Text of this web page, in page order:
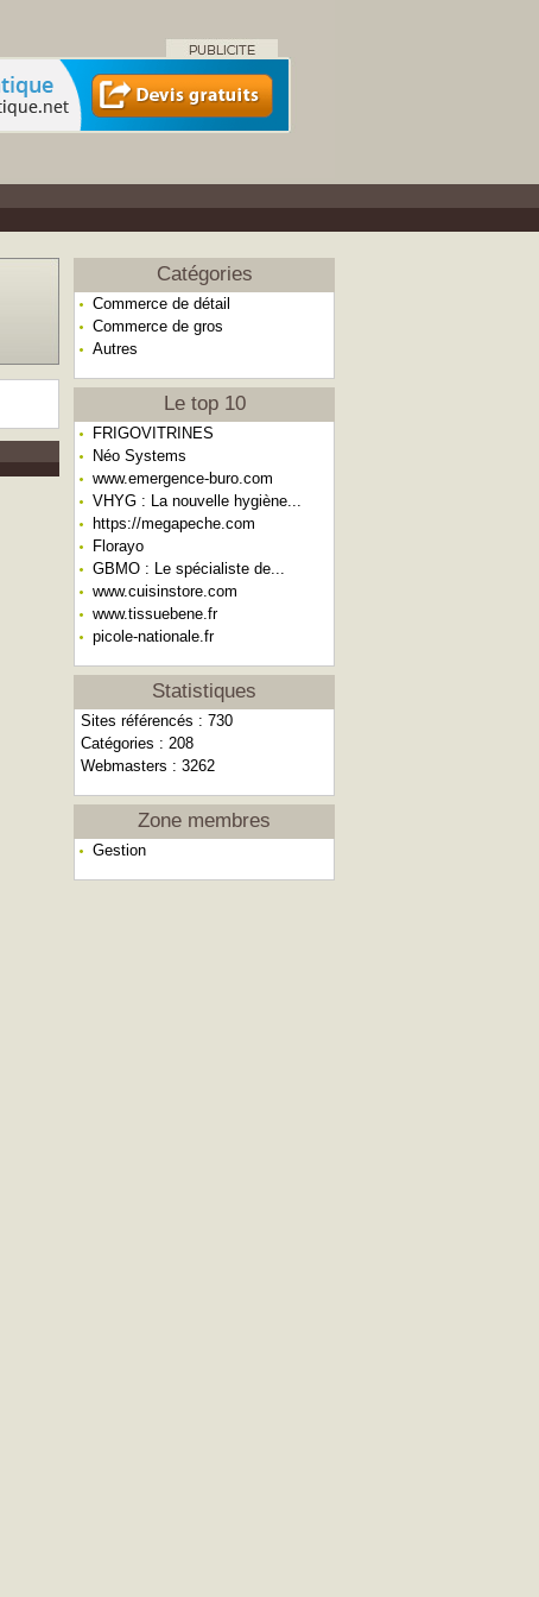
Catégories
Commerce de détail
Commerce de gros
Autres
Le top 10
FRIGOVITRINES
Néo Systems
www.emergence-buro.com
VHYG : La nouvelle hygiène...
https://megapeche.com
Florayo
GBMO : Le spécialiste de...
www.cuisinstore.com
www.tissuebene.fr
picole-nationale.fr
Statistiques
Sites référencés : 730
Catégories : 208
Webmasters : 3262
Zone membres
Gestion